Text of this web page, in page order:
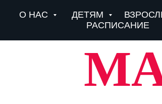
О НАС ДЕТЯМ
РАСПИСАНИЕ